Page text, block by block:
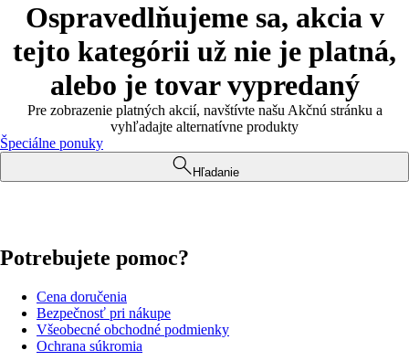
Ospravedlňujeme sa, akcia v
tejto kategórii už nie je platná,
alebo je tovar vypredaný
Pre zobrazenie platných akcií, navštívte našu Akčnú stránku a
vyhľadajte alternatívne produkty
Špeciálne ponuky
Hľadanie
Potrebujete pomoc?
Cena doručenia
Bezpečnosť pri nákupe
Všeobecné obchodné podmienky
Ochrana súkromia